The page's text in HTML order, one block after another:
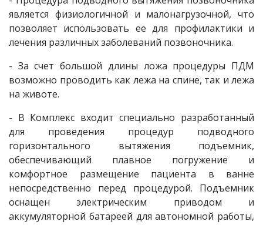
является физиологичной и малонагрузочной, что
позволяет использовать ее для профилактики и
лечения различных заболеваний позвоночника.
- За счет большой длины ложа процедуры ПДМ
возможно проводить как лежа на спине, так и лежа
на животе.
- В Комплекс входит специально разработанный
для проведения процедур подводного
горизонтального вытяжения подъемник,
обеспечивающий плавное погружение и
комфортное размещение пациента в ванне
непосредственно перед процедурой. Подъемник
оснащен электрическим приводом и
аккумуляторной батареей для автономной работы,